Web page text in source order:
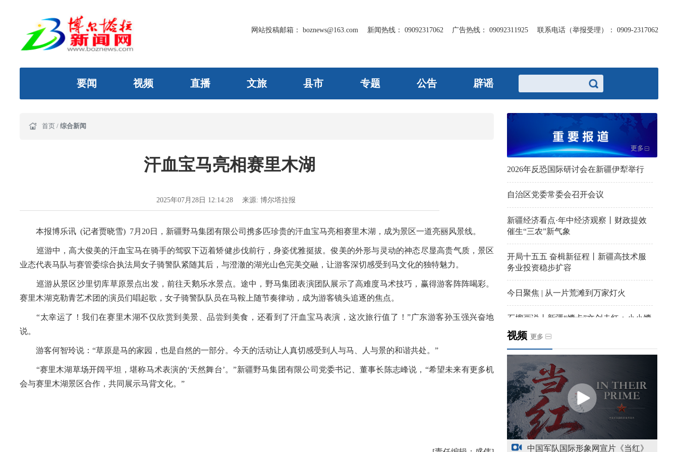
网站投稿邮箱：boznews@163.com 新闻热线： 09092317062 广告热线：09092311925 联系电话（举报受理）： 0909-2317062
要闻 视频 直播 文旅 县市 专题 公告 辟谣
首页 / 综合新闻
汗血宝马亮相赛里木湖
2025年07月28日 12:14:28 来源: 博尔塔拉报
本报博乐讯 (记者贾晓雪) 7月20日，新疆野马集团有限公司携多匹珍贵的汗血宝马亮相赛里木湖，成为景区一道亮丽风景线。
巡游中，高大俊美的汗血宝马在骑手的驾驭下迈着矫健步伐前行，身姿优雅挺拔。俊美的外形与灵动的神态尽显高贵气质，景区
业态代表马队与赛管委综合执法局女子骑警队紧随其后，与澄澈的湖光山色完美交融，让游客深切感受到马文化的独特魅力。
巡游从景区沙里切库草原景点出发，前往天鹅乐水景点。途中，野马集团表演团队展示了高难度马术技巧，赢得游客阵阵喝彩。
赛里木湖克勒青艺术团的演员们唱起歌，女子骑警队队员在马鞍上随节奏律动，成为游客镜头追逐的焦点。
“太幸运了！我们在赛里木湖不仅欣赏到美景、品尝到美食，还看到了汗血宝马表演，这次旅行值了！”广东游客孙玉强兴奋地
说。
游客何智玲说：“草原是马的家园，也是自然的一部分。今天的活动让人真切感受到人与马、人与景的和谐共处。”
“赛里木湖草场开阔平坦，堪称马术表演的‘天然舞台’。”新疆野马集团有限公司党委书记、董事长陈志峰说，“希望未来有更多机
会与赛里木湖景区合作，共同展示马背文化。”
更多
2026年反恐国际研讨会在新疆伊犁举行
自治区党委常委会召开会议
新疆经济看点·年中经济观察丨财政提效
催生“三农”新气象
开局十五五 奋楫新征程丨新疆高技术服
务业投资稳步扩容
今日聚焦 | 从一片荒滩到万家灯火
石榴画说丨新疆“馕卡”文创走红：小小馕
饼变身城市文旅IP名片
天山观察丨暑期AI研学热，孩子们究竟学
到什么
给祖国“镶金边”！G219+G331描绘新疆风
光与发展新画卷
新疆多点发力完善水利基础设施
视频 更多
中国军队国际形象网宣片《当红》